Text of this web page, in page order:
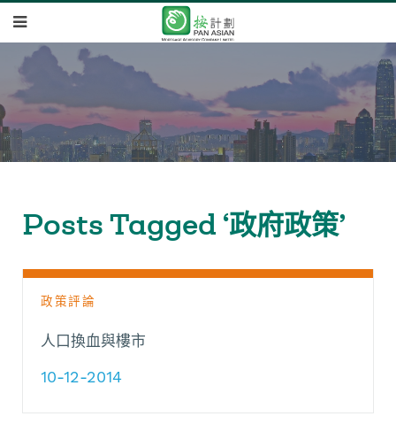
Posts Tagged ‘政府政策’
政策評論
人口換血與樓市
10-12-2014